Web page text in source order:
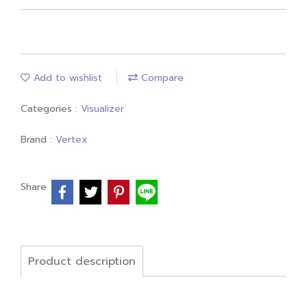
Add to wishlist Compare
Categories : Visualizer
Brand : Vertex
Share
Product description